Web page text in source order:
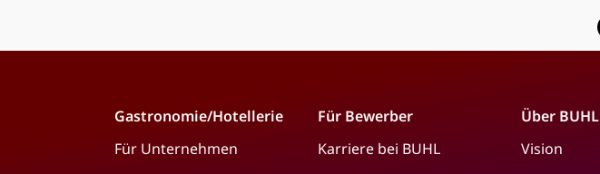
Gastronomie/Hotellerie
Für Unternehmen
Für Bewerber
Karriere bei BUHL
Über BUHL
Vision